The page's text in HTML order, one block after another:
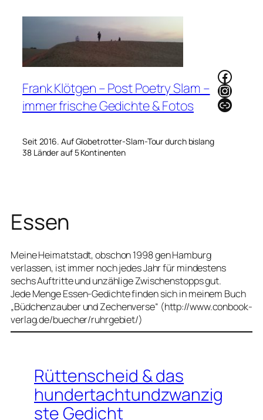
Frank Klötgen – Post Poetry Slam –
immer frische Gedichte & Fotos
Seit 2016. Auf Globetrotter-Slam-Tour durch bislang
38 Länder auf 5 Kontinenten
Link
Essen
Meine Heimatstadt, obschon 1998 gen Hamburg
verlassen, ist immer noch jedes Jahr für mindestens
sechs Auftritte und unzählige Zwischenstopps gut.
Jede Menge Essen-Gedichte finden sich in meinem Buch
„Büdchenzauber und Zechenverse“ (http://www.conbook-
verlag.de/buecher/ruhrgebiet/)
Rüttenscheid & das
hundertachtundzwanzig
ste Gedicht